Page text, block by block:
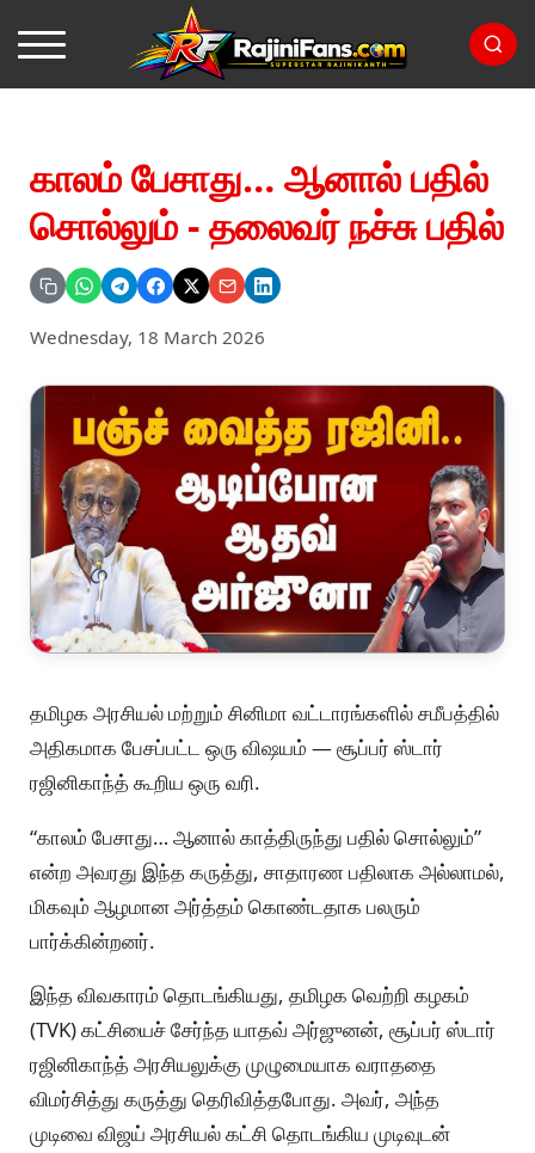
காலம் பேசாது… ஆனால் பதில்
சொல்லும் - தலைவர் நச்சு பதில்
Wednesday, 18 March 2026
தமிழக அரசியல் மற்றும் சினிமா வட்டாரங்களில் சமீபத்தில்
அதிகமாக பேசப்பட்ட ஒரு விஷயம் — சூப்பர் ஸ்டார்
ரஜினிகாந்த் கூறிய ஒரு வரி.
“காலம் பேசாது… ஆனால் காத்திருந்து பதில் சொல்லும்”
என்ற அவரது இந்த கருத்து, சாதாரண பதிலாக அல்லாமல்,
மிகவும் ஆழமான அர்த்தம் கொண்டதாக பலரும்
பார்க்கின்றனர்.
இந்த விவகாரம் தொடங்கியது, தமிழக வெற்றி கழகம்
(TVK) கட்சியைச் சேர்ந்த யாதவ் அர்ஜுனன், சூப்பர் ஸ்டார்
ரஜினிகாந்த் அரசியலுக்கு முழுமையாக வராததை
விமர்சித்து கருத்து தெரிவித்தபோது. அவர், அந்த
முடிவை விஜய் அரசியல் கட்சி தொடங்கிய முடிவுடன்